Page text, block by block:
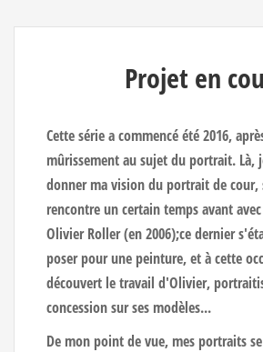
Projet en
Cette série a commencé été 2016,
mûrissement au sujet du portrait. Là,
donner ma vision du portrait de cour,
rencontre un certain temps avant
Olivier Roller (en 2006);ce dernier
poser pour une peinture, et à cette
découvert le travail d'Olivier,
concession sur ses modèles...
De mon point de vue, mes portraits